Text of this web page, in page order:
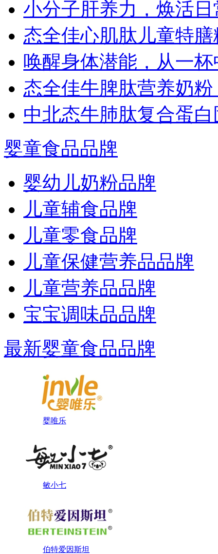
小分子肝养力，焕活
态全佳心肌肽儿童特
唤醒身体潜能，从一
态全佳牛脾肽营养奶
中北态牛肺肽复合蛋
婴童食品品牌
婴幼儿奶粉品牌
儿童辅食品牌
儿童零食品牌
儿童保健营养品品牌
儿童营养品品牌
宝宝调味品品牌
最新婴童食品品牌
婴唯乐
敏小七
伯特爱因斯坦